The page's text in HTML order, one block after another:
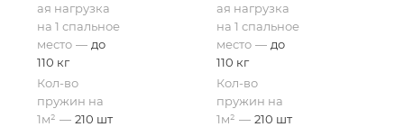
ая нагрузка
на 1 спальное
место — до
110 кг
Кол-во
пружин на
1м² — 210 шт
ая нагрузка
на 1 спальное
место — до
110 кг
Кол-во
пружин на
1м² — 210 шт